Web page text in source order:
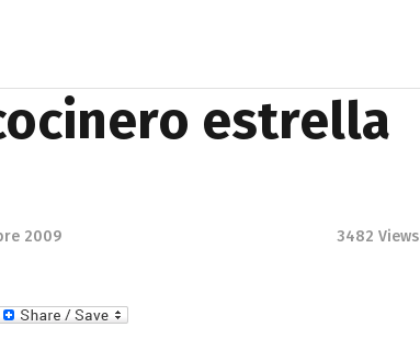
estrella
2009 3482 Views